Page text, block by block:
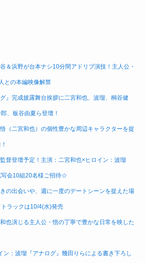
＆浜野が台本ナシ10分間アドリブ演技！主人公・
との本編映像解禁
』完成披露舞台挨拶に二宮和也、波瑠、桐谷健
、板谷由夏ら登壇！
（二宮和也）の個性豊かな周辺キャラクターを捉
監督登壇予定！主演：二宮和也×ヒロイン：波瑠
写会10組20名様ご招待☆
きの出会いや、週に一度のデートシーンを捉えた場
ラックは10/4(水)発売
也演じる主人公・悟の丁寧で豊かな日常を映した
ン：波瑠『アナログ』幾田りらによる書き下ろし